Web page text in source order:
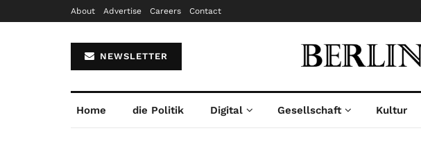
About Advertise Careers Contact
NEWSLETTER
Home die Politik Digital Gesellschaft Kultur